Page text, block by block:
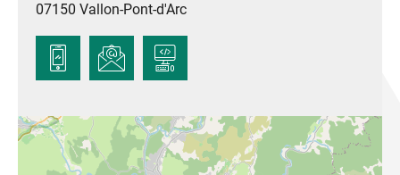
07150 Vallon-Pont-d'Arc